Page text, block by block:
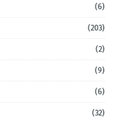
(6)
(203)
(2)
(9)
(6)
(32)